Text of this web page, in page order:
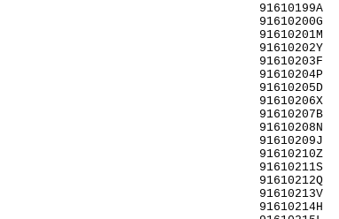
91610199A
91610200G
91610201M
91610202Y
91610203F
91610204P
91610205D
91610206X
91610207B
91610208N
91610209J
91610210Z
91610211S
91610212Q
91610213V
91610214H